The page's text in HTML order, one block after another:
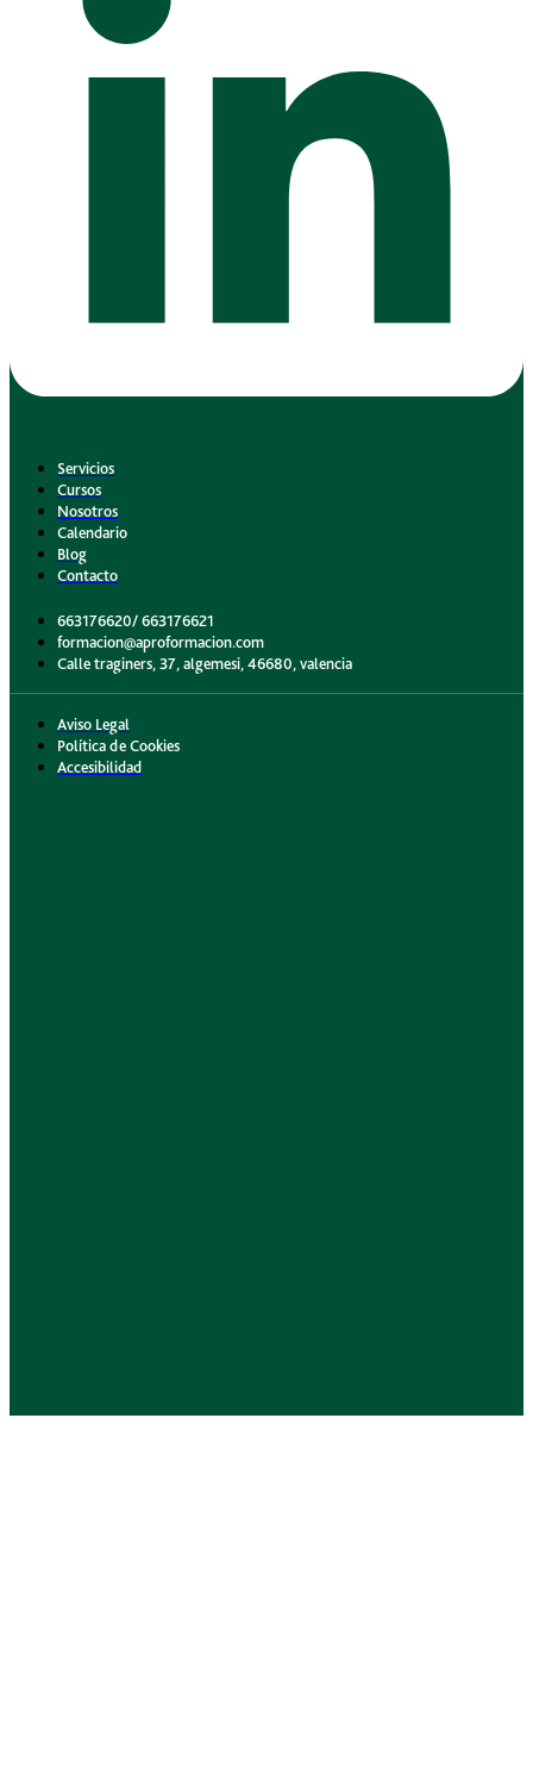
Servicios
Cursos
Nosotros
Calendario
Blog
Contacto
663176620/ 663176621
formacion@aproformacion.com
Calle traginers, 37, algemesi, 46680, valencia
Aviso Legal
Política de Cookies
Accesibilidad